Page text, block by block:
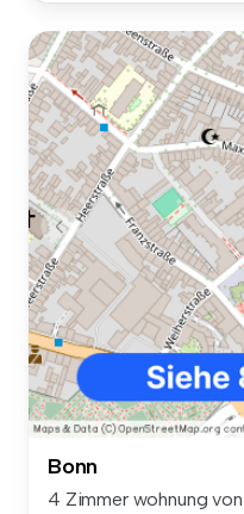
Bonn
4 Zimmer wohnung